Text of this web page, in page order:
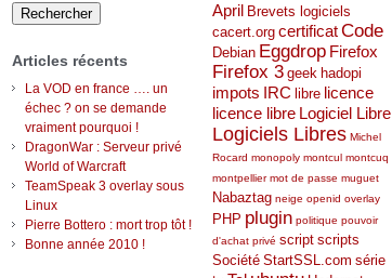
Articles récents
La VOD en france …. un
échec ? on se demande
vraiment pourquoi !
DragonWar : Serveur privé
World of Warcraft
TeamSpeak 3 overlay sous
Linux
Pierre Bottero : mort trop tôt !
Bonne année 2010 !
April Brevets logiciels
cacert.org certificatCode
Debian Eggdrop Firefox
Firefox 3 geek hadopi
impots IRC libre licence
licence libre Logiciel Libre
Logiciels Libres Michel
Rocard monopoly montcul montcuq
montpellier mot de passe muguet
Nabaztag neige openid overlay
PHP plugin politique pouvoir
d'achat privé script scripts
Société StartSSL.com série